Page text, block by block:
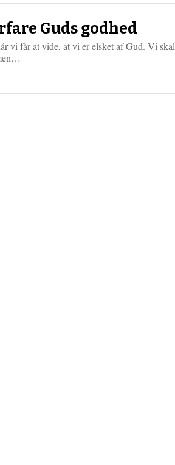
Guds godhed
vi får at vide, at vi er elsket af Gud. Vi skal
m